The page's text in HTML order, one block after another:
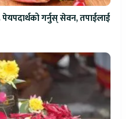
पेयपदार्थको गर्नुस् सेवन, तपाईलाई